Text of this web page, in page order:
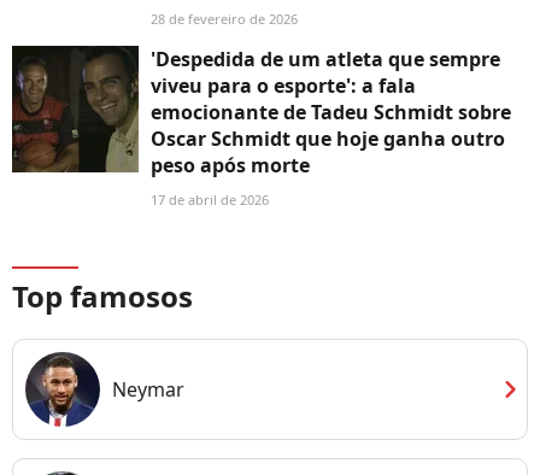
28 de fevereiro de 2026
'Despedida de um atleta que sempre
viveu para o esporte': a fala
emocionante de Tadeu Schmidt sobre
Oscar Schmidt que hoje ganha outro
peso após morte
17 de abril de 2026
Top famosos
Neymar chevron_right